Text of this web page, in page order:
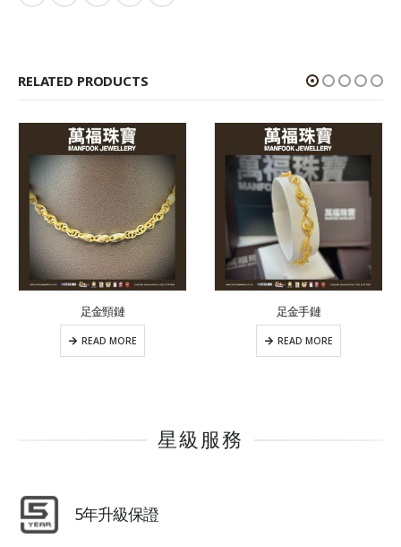
RELATED PRODUCTS
足金頸鏈
READ MORE
足金手鏈
READ MORE
星級服務
5年升級保證